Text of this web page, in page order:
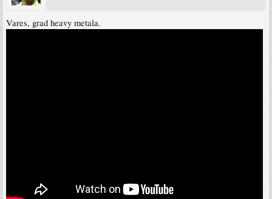
Vares, grad heavy metala.